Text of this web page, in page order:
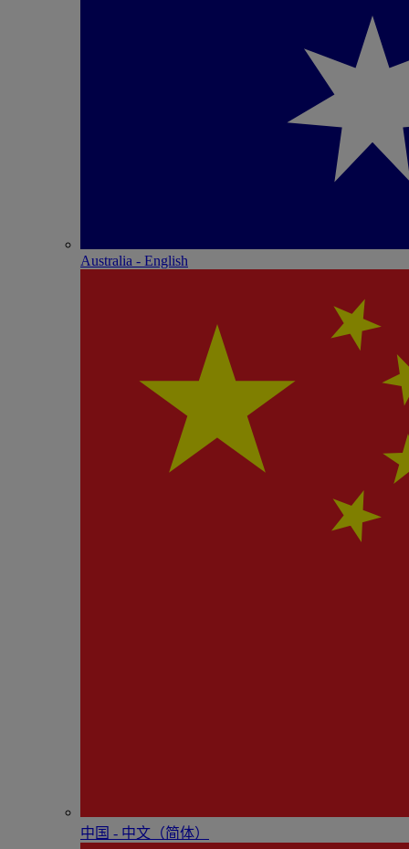
Australia - English
中国 - 中⽂（简体）